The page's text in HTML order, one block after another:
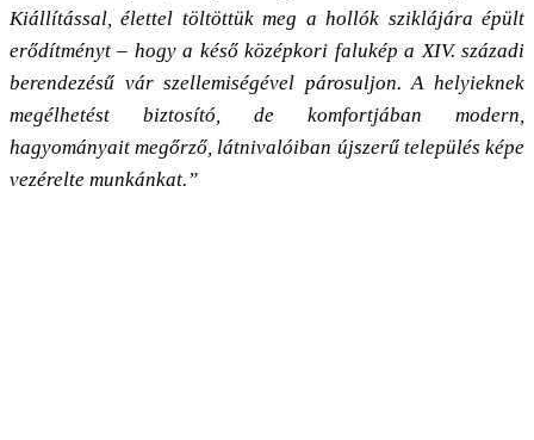
Kiállítással, élettel töltöttük meg a hollók sziklájára épült
erődítményt – hogy a késő középkori falukép a XIV. századi
berendezésű vár szellemiségével párosuljon. A helyieknek
megélhetést biztosító, de komfortjában modern,
hagyományait megőrző, látnivalóiban újszerű település képe
vezérelte munkánkat.”